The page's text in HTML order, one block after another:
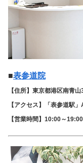
■表参道院
【住所】東京都港区南青
【アクセス】「表参道駅
【営業時間】10:00～